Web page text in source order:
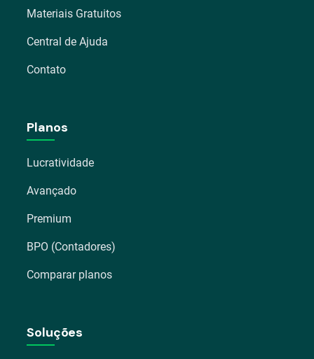
Materiais Gratuitos
Central de Ajuda
Contato
Planos
Lucratividade
Avançado
Premium
BPO (Contadores)
Comparar planos
Soluções